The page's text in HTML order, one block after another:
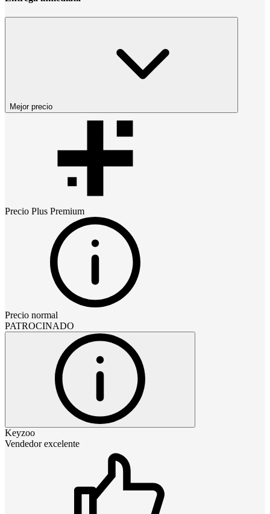
Mejor precio
Precio Plus Premium
Precio normal
PATROCINADO
Keyzoo
Vendedor excelente